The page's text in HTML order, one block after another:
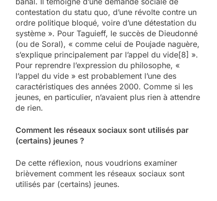
contestation du statu quo, d’une révolte contre un
ordre politique bloqué, voire d’une détestation du
système ». Pour Taguieff, le succès de Dieudonné
(ou de Soral), « comme celui de Poujade naguère,
s’explique principalement par l’appel du vide[8] ».
Pour reprendre l’expression du philosophe, «
l’appel du vide » est probablement l’une des
caractéristiques des années 2000. Comme si les
jeunes, en particulier, n’avaient plus rien à attendre
de rien.
Comment les réseaux sociaux sont utilisés par
(certains) jeunes ?
De cette réflexion, nous voudrions examiner
brièvement comment les réseaux sociaux sont
utilisés par (certains) jeunes.